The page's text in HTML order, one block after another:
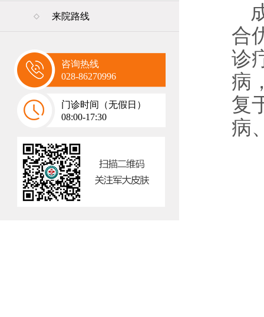
来院路线
咨询热线
028-86270996
门诊时间（无假日）
08:00-17:30
合
诊
病
复
病